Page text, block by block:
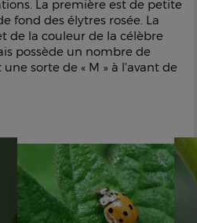
La première est de petite
fond des élytres rosée. La
de la couleur de la célèbre
possède un nombre de
sorte de « M » à l'avant de